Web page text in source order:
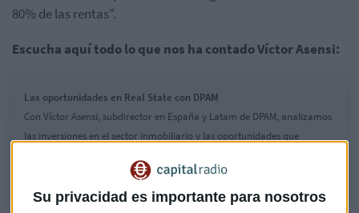
Su privacidad es importante para nosotros
80% de las rentas".
Escucha aquí todo lo que nos ha contado Víctor Asensi:
Las oportunidades en Real State con DPAM
Con Víctor Asensi, subdirector en España y Latam de DPAM, analizamos
las inversiones en el sector inmobiliario y las oportunidades que